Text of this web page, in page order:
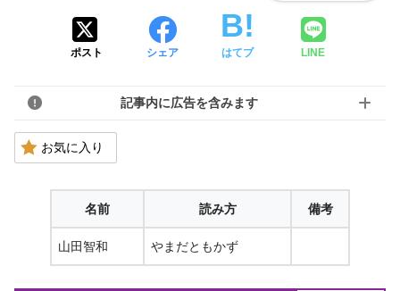
ポスト シェア はてブ LINE
記事内に広告を含みます
お気に入り
名前 読み方 備考
山田智和 やまだともかず